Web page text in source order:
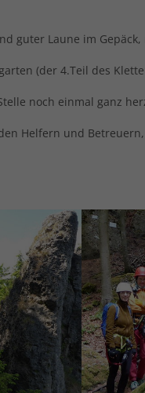
guter Laune im
(der 4.Teil des
noch einmal ganz
Helfern und